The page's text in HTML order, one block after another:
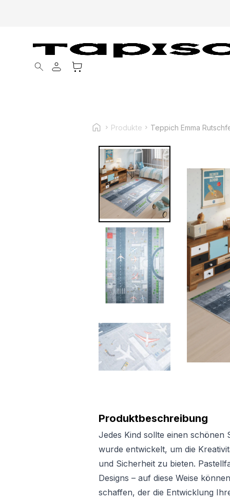
Products search
Produkte Teppich Emma
Produktbeschreibung
Jedes Kind sollte einen schönen
wurde entwickelt, um die
und Sicherheit zu bieten.
Designs – auf diese Weise
schaffen, der die Entwicklung